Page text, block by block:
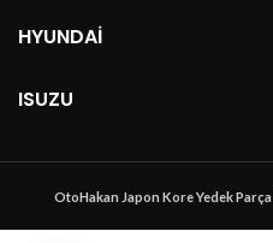
HYUNDAI
ISUZU
OtoHakan Japon Kore Yedek Parça